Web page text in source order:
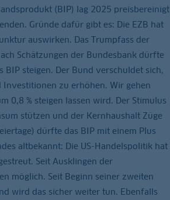
(BIP) lag 2025 preisbereinigt
Gründe dafür gibt es: Die EZB hat
auswirken. Das Trumpfass der
Schätzungen der Bundesbank dürfte
steigen. Der Bund verschuldet sich,
zu erhöhen. Wir gehen
0,8 % steigen lassen wird. Der Stimulus
stützen und der Kernhaushalt Züge
dürfte das BIP mit einem Plus
altbekannt: Die US-Handelspolitik hat
Seit Ausklingen der
möglich. Seit Beginn seiner zweiten
wird das sicher weiter tun. Ebenfalls